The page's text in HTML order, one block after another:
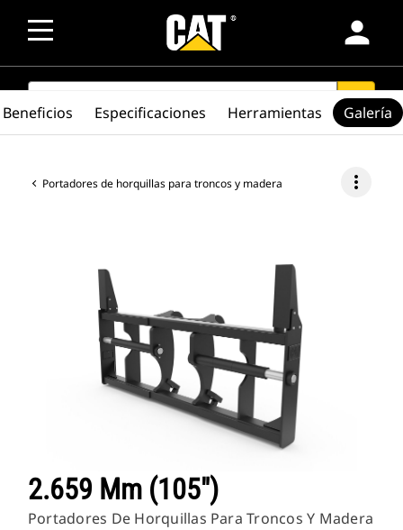
person
SEARCH search
Portadores de horquillas para troncos y madera more_vert
2.659 Mm (105")
Portadores De Horquillas Para Troncos Y Madera
Beneficios Especificaciones Herramientas Galería